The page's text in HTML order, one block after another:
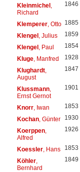
Kleinmichel ,
Richard
1846
Klemperer, Otto 1885
Klengel , Julius 1859
Klengel , Paul 1854
Kluge, Manfred 1928
Klughardt,
August
1847
Klussmann,
Ernst Gernot
1901
Knorr, Iwan 1853
Kochan, Günter 1930
Koerppen,
Alfred
1926
Koessler, Hans 1853
Köhler,
Bernhard
1849